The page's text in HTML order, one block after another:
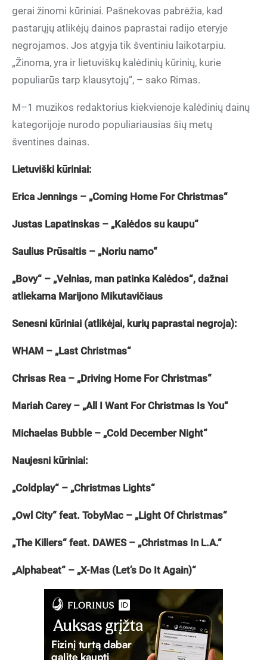
gerai žinomi kūriniai. Pašnekovas pabrėžia, kad
pastarųjų atlikėjų dainos paprastai radijo eteryje
negrojamos. Jos atgyja tik šventiniu laikotarpiu.
„Žinoma, yra ir lietuviškų kalėdinių kūrinių, kurie
populiarūs tarp klausytojų“, – sako Rimas.
M–1 muzikos redaktorius kiekvienoje kalėdinių dainų
kategorijoje nurodo populiariausias šių metų
šventines dainas.
Lietuviški kūriniai:
Erica Jennings – „Coming Home For Christmas“
Justas Lapatinskas – „Kalėdos su kaupu“
Saulius Prūsaitis – „Noriu namo“
„Bovy“ – „Velnias, man patinka Kalėdos“, dažnai
atliekama Marijono Mikutavičiaus
Senesni kūriniai (atlikėjai, kurių paprastai negroja):
WHAM – „Last Christmas“
Chrisas Rea – „Driving Home For Christmas“
Mariah Carey – „All I Want For Christmas Is You“
Michaelas Bubble – „Cold December Night“
Naujesni kūriniai:
„Coldplay“ – „Christmas Lights“
„Owl City“ feat. TobyMac – „Light Of Christmas“
„The Killers“ feat. DAWES – „Christmas In L.A.“
„Alphabeat“ – „X-Mas (Let’s Do It Again)“